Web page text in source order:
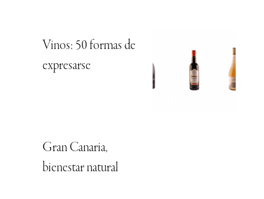
Vinos: 50 formas de
expresarse
Gran Canaria,
bienestar natural